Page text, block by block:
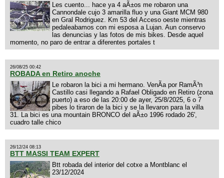
Les cuento... hace ya 4 aÃ±os me robaron una
Cannondale cujo 3 amarilla fluo y una Giant MCM 980
en Gral Rodriguez. Km 53 del Acceso oeste mientras
pedaleabamos con mi esposa a Lujan. Aun conservo
las denuncias y las fotos de mis bikes. Desde aquel
momento, no paro de entrar a diferentes portales t
26/08/25 00:42
ROBADA en Retiro anoche
Le robaron la bici a mi hermano. VenÃ­a por RamÃ³n
Castillo casi llegando a Rafael Obligado en Retiro (zona
puerto) a eso de las 20:00 de ayer, 25/8/2025, 6 o 7
pibes lo tiraron de la bici y se la llevaron para la villa
31. La bici es una mountain BRONCO del aÃ±o 1996 rodado 26',
cuadro talle chico
26/12/24 08:13
BTT MASSI TEAM EXPERT
Btt robada del interior del cotxe a Montblanc el
23/12/2024